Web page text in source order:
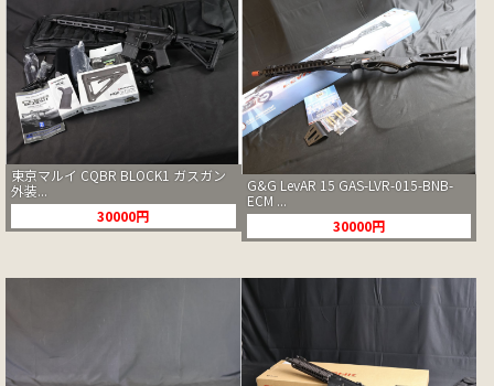
東京マルイ CQBR BLOCK1 ガスガン
外装...
30000円
G&G LevAR 15 GAS-LVR-015-BNB-
ECM ...
30000円